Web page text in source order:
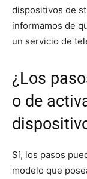
dispositivos de
informamos de
un servicio de
¿Los
o de
Sí, los pasos
modelo que